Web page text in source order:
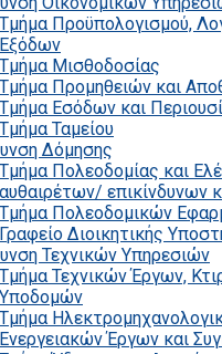
Τμήμα Προϋπολογισμού,
Εξόδων
Τμήμα Μισθοδοσίας
Τμήμα Προμηθειών και
Τμήμα Εσόδων και
Τμήμα Ταμείου
Δόμησης
Τμήμα Πολεοδομίας και
αυθαιρέτων/ επικίνδυνων
Τμήμα Πολεοδομικών
Γραφείο Διοικητικής
Τεχνικών Υπηρεσιών
Τμήμα Τεχνικών Έργων,
Υποδομών
Τμήμα
Ενεργειακών Έργων και